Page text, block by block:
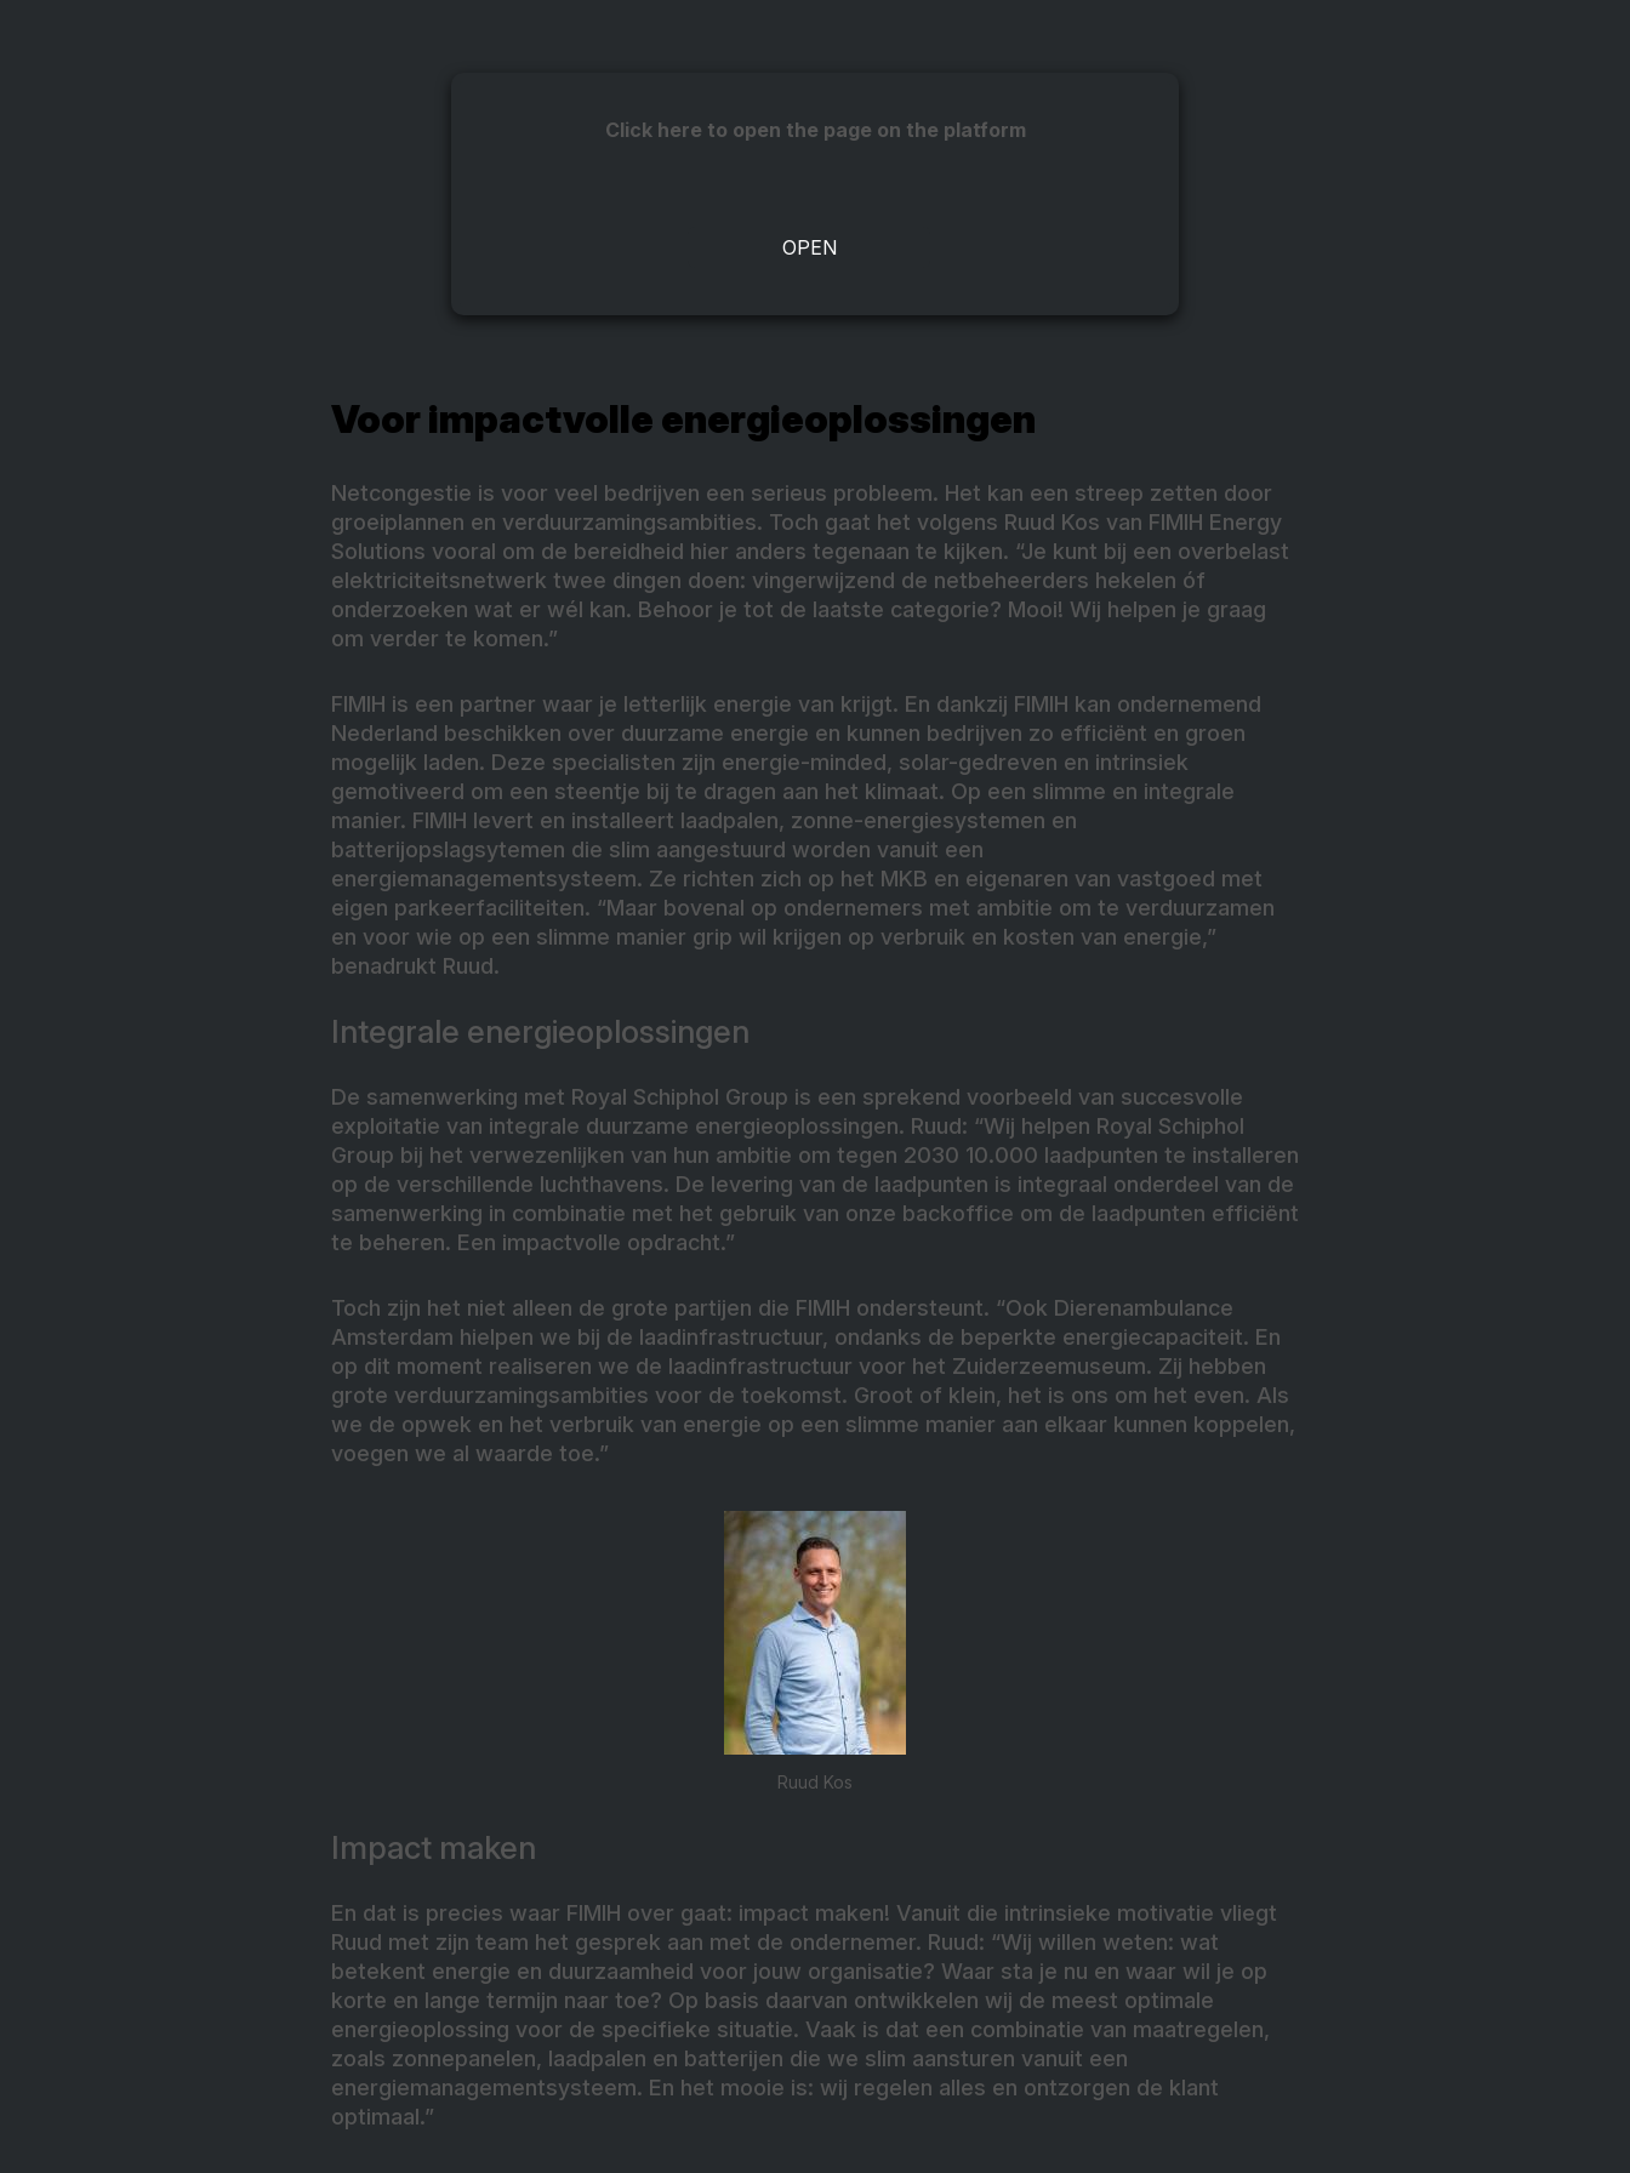
Click here to open the page on the platform
Voor impactvolle energieoplossingen
Netcongestie is voor veel bedrijven een serieus probleem. Het kan een streep zetten door
groeiplannen en verduurzamingsambities. Toch gaat het volgens Ruud Kos van FIMIH Energy
Solutions vooral om de bereidheid hier anders tegenaan te kijken. “Je kunt bij een overbelast
elektriciteitsnetwerk twee dingen doen: vingerwijzend de netbeheerders hekelen óf
onderzoeken wat er wél kan. Behoor je tot de laatste categorie? Mooi! Wij helpen je graag
om verder te komen.”
FIMIH is een partner waar je letterlijk energie van krijgt. En dankzij FIMIH kan ondernemend
Nederland beschikken over duurzame energie en kunnen bedrijven zo efficiënt en groen
mogelijk laden. Deze specialisten zijn energie-minded, solar-gedreven en intrinsiek
gemotiveerd om een steentje bij te dragen aan het klimaat. Op een slimme en integrale
manier. FIMIH levert en installeert laadpalen, zonne-energiesystemen en
batterijopslagsytemen die slim aangestuurd worden vanuit een
energiemanagementsysteem. Ze richten zich op het MKB en eigenaren van vastgoed met
eigen parkeerfaciliteiten. “Maar bovenal op ondernemers met ambitie om te verduurzamen
en voor wie op een slimme manier grip wil krijgen op verbruik en kosten van energie,”
benadrukt Ruud.
Integrale energieoplossingen
De samenwerking met Royal Schiphol Group is een sprekend voorbeeld van succesvolle
exploitatie van integrale duurzame energieoplossingen. Ruud: “Wij helpen Royal Schiphol
Group bij het verwezenlijken van hun ambitie om tegen 2030 10.000 laadpunten te installeren
op de verschillende luchthavens. De levering van de laadpunten is integraal onderdeel van de
samenwerking in combinatie met het gebruik van onze backoffice om de laadpunten efficiënt
te beheren. Een impactvolle opdracht.”
Toch zijn het niet alleen de grote partijen die FIMIH ondersteunt. “Ook Dierenambulance
Amsterdam hielpen we bij de laadinfrastructuur, ondanks de beperkte energiecapaciteit. En
op dit moment realiseren we de laadinfrastructuur voor het Zuiderzeemuseum. Zij hebben
grote verduurzamingsambities voor de toekomst. Groot of klein, het is ons om het even. Als
we de opwek en het verbruik van energie op een slimme manier aan elkaar kunnen koppelen,
voegen we al waarde toe.”
Ruud Kos
Impact maken
En dat is precies waar FIMIH over gaat: impact maken! Vanuit die intrinsieke motivatie vliegt
Ruud met zijn team het gesprek aan met de ondernemer. Ruud: “Wij willen weten: wat
betekent energie en duurzaamheid voor jouw organisatie? Waar sta je nu en waar wil je op
korte en lange termijn naar toe? Op basis daarvan ontwikkelen wij de meest optimale
energieoplossing voor de specifieke situatie. Vaak is dat een combinatie van maatregelen,
zoals zonnepanelen, laadpalen en batterijen die we slim aansturen vanuit een
energiemanagementsysteem. En het mooie is: wij regelen alles en ontzorgen de klant
optimaal.”